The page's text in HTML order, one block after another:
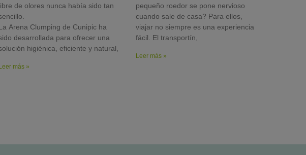
de olores nunca había sido tan
Arena Clumping de Cunipic ha
desarrollada para ofrecer una
higiénica, eficiente y natural,
Leer más »
pequeño roedor se pone nervioso
cuando sale de casa? Para ellos,
viajar no siempre es una experiencia
fácil. El transportín,
Leer más »